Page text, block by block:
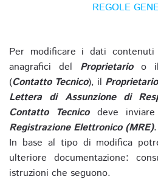
REGOLE
Per modificare i dati contenuti
anagrafici del Proprietarioo
(Contatto Tecnico), il Proprietario
Lettera di Assunzione di
Contatto Tecnicodeve
Registrazione Elettronico (MRE).
In base al tipo di modifica
ulteriore documentazione:
istruzioni che seguono.